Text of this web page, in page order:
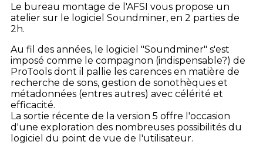
Le bureau montage de l'AFSI vous propose un
atelier sur le logiciel Soundminer, en 2 parties de
2h.
Au fil des années, le logiciel "Soundminer" s'est
imposé comme le compagnon (indispensable?) de
ProTools dont il pallie les carences en matière de
recherche de sons, gestion de sonothèques et
métadonnées (entres autres) avec célérité et
efficacité.
La sortie récente de la version 5 offre l'occasion
d'une exploration des nombreuses possibilités du
logiciel du point de vue de l'utilisateur.